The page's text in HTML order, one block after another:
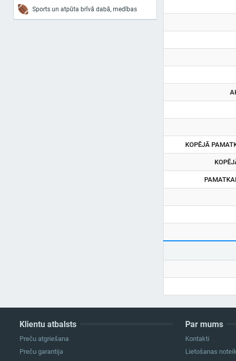
Sports un atpūta brīvā dabā, medības
KOPĒJĀ
Klientu atbalsts
Preču atgriešana
Preču garantija
Par mums
Kontakti
Lietošanas